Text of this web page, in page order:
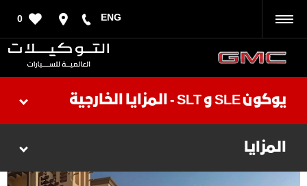
ENG
0
يوكون SLE و SLT - المزايا الخارجية
المزايا